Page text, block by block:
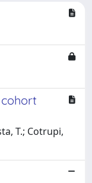
T.; Cotrupi,